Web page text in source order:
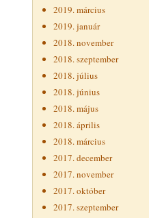
2019. március
2019. január
2018. november
2018. szeptember
2018. július
2018. június
2018. május
2018. április
2018. március
2017. december
2017. november
2017. október
2017. szeptember